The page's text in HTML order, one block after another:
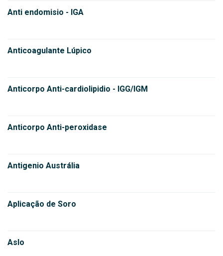
Anti endomisio - IGA
Anticoagulante Lúpico
Anticorpo Anti-cardiolipidio - IGG/IGM
Anticorpo Anti-peroxidase
Antigenio Austrália
Aplicação de Soro
Aslo